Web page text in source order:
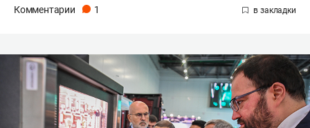
Комментарии 1